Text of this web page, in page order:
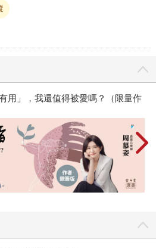
用」，我還值得被愛嗎？（限量作